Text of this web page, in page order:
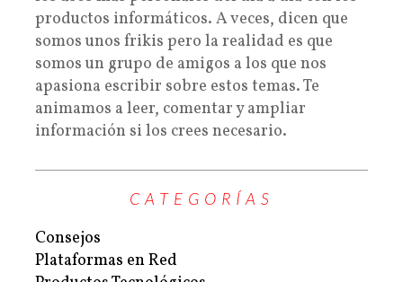
productos informáticos. A veces, dicen que
somos unos frikis pero la realidad es que
somos un grupo de amigos a los que nos
apasiona escribir sobre estos temas. Te
animamos a leer, comentar y ampliar
información si los crees necesario.
CATEGORÍAS
Consejos
Plataformas en Red